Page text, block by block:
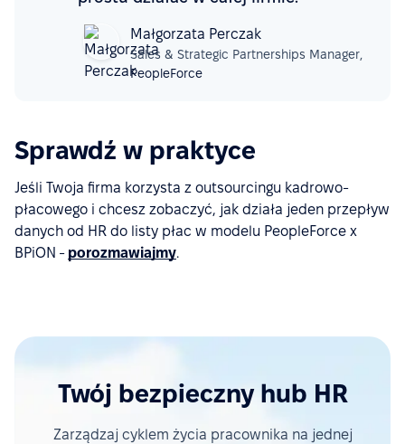
Małgorzata Perczak
Sales & Strategic Partnerships Manager,
PeopleForce
Sprawdź w praktyce
Jeśli Twoja firma korzysta z outsourcingu kadrowo-
płacowego i chcesz zobaczyć, jak działa jeden przepływ
danych od HR do listy płac w modelu PeopleForce x
BPiON - porozmawiajmy.
Twój bezpieczny hub HR
Zarządzaj cyklem życia pracownika na jednej